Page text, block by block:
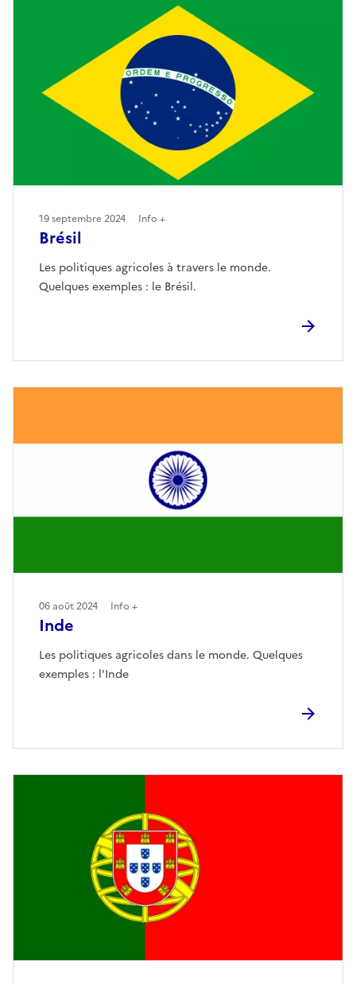
Brésil
Les politiques agricoles à travers le monde.
Quelques exemples : le Brésil.
19 septembre 2024 Info +
Inde
Les politiques agricoles dans le monde. Quelques
exemples : l'Inde
06 août 2024 Info +